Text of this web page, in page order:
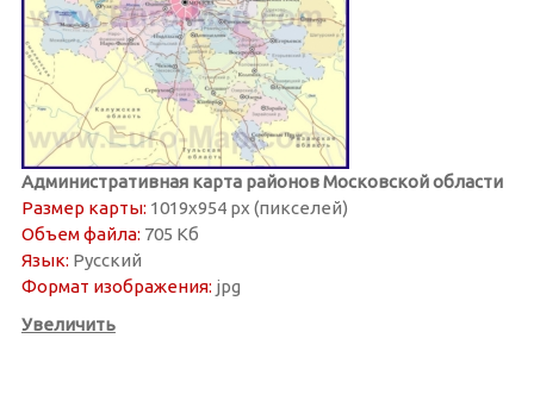
Административная карта районов Московской области
Размер карты: 1019х954 px (пикселей)
Объем файла: 705 Кб
Язык: Русский
Формат изображения: jpg
Увеличить